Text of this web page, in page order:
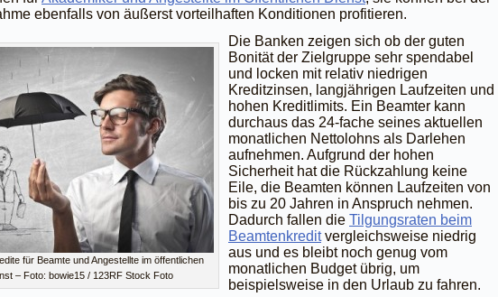
ebenfalls von äußerst vorteilhaften Konditionen profitieren.
für Beamte und Angestellte im öffentlichen
– Foto: bowie15 / 123RF Stock Foto
Die Banken zeigen sich ob der guten
Bonität der Zielgruppe sehr spendabel
und locken mit relativ niedrigen
Kreditzinsen, langjährigen Laufzeiten und
hohen Kreditlimits. Ein Beamter kann
durchaus das 24-fache seines aktuellen
monatlichen Nettolohns als Darlehen
aufnehmen. Aufgrund der hohen
Sicherheit hat die Rückzahlung keine
Eile, die Beamten können Laufzeiten von
bis zu 20 Jahren in Anspruch nehmen.
Dadurch fallen die Tilgungsraten beim
Beamtenkreditvergleichsweise niedrig
aus und es bleibt noch genug vom
monatlichen Budget übrig, um
beispielsweise in den Urlaub zu fahren.